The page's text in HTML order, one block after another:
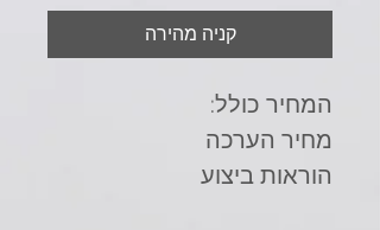
קניה מהירה
המחיר כולל:
מחיר הערכה
הוראות ביצוע